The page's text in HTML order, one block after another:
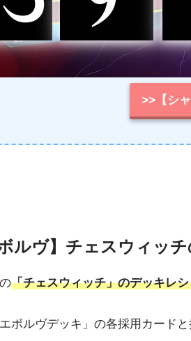
>>【シ
ルヴ】チェスウィッ
「チェスウィッチ」のデッキレ
ボルヴデッキ」の各採用カード